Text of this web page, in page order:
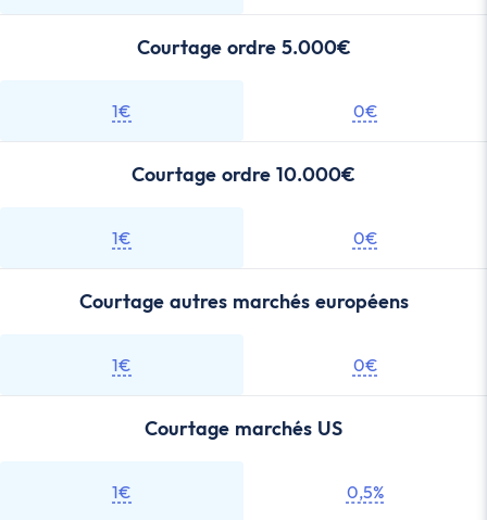
Courtage ordre 5.000€
1€ 0€
Courtage ordre 10.000€
1€ 0€
Courtage autres marchés européens
1€ 0€
Courtage marchés US
1€ 0,5%